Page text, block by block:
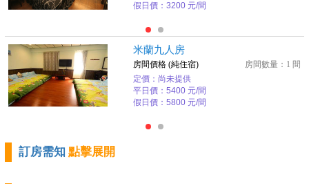
假日價：3200 元/間
米蘭九人房
房間數量：1 間
房間價格 (純住宿)
定價：尚未提供
平日價：5400 元/間
假日價：5800 元/間
訂房需知 點擊展開